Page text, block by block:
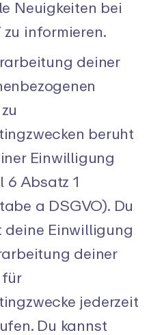
Neuigkeiten bei
zu informieren.
deiner
beruht
Einwilligung
6 Absatz 1
a DSGVO). Du
deine Einwilligung
deiner
jederzeit
Du kannst